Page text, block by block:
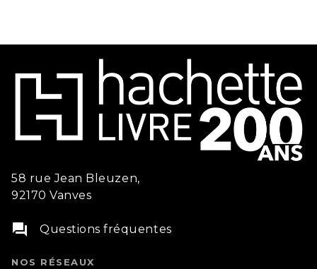
58 rue Jean Bleuzen,
92170 Vanves
question_answer Questions fréquentes
NOS RÉSEAUX